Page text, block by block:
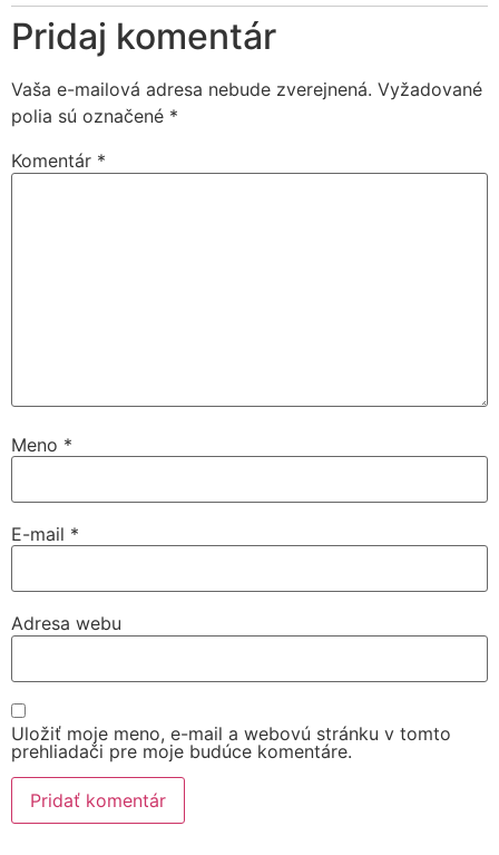
Pridaj komentár
Vaša e-mailová adresa nebude zverejnená. Vyžadované
polia sú označené *
Komentár *
Meno *
E-mail *
Adresa webu
Uložiť moje meno, e-mail a webovú stránku v tomto
prehliadači pre moje budúce komentáre.